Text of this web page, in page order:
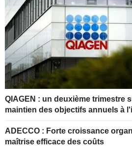
QIAGEN : un deuxième trimestre
maintien des objectifs annuels à
ADECCO : Forte croissance organique et
maîtrise efficace des coûts